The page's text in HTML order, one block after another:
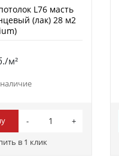
L76 масть
(лак) 28 м2
м²
в 1 клик